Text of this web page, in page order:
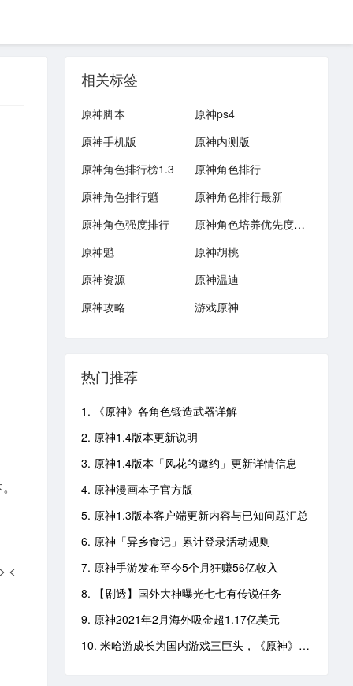
<
相关标签
原神脚本
原神ps4
原神手机版
原神内测版
原神角色排行榜1.3
原神角色排行
原神角色排行魈
原神角色排行最新
原神角色强度排行
原神角色培养优先度1.3
原神魈
原神胡桃
原神资源
原神温迪
原神攻略
游戏原神
热门推荐
1. 《原神》各角色锻造武器详解
2. 原神1.4版本更新说明
3. 原神1.4版本「风花的邀约」更新详情信息
4. 原神漫画本子官方版
5. 原神1.3版本客户端更新内容与已知问题汇总
6. 原神「异乡食记」累计登录活动规则
7. 原神手游发布至今5个月狂赚56亿收入
8. 【剧透】国外大神曝光七七有传说任务
9. 原神2021年2月海外吸金超1.17亿美元
10. 米哈游成长为国内游戏三巨头，《原神》成为现象级IP黑马